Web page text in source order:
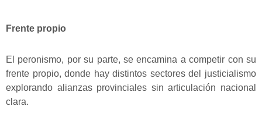
Frente propio
El peronismo, por su parte, se encamina a competir con su
frente propio, donde hay distintos sectores del justicialismo
explorando alianzas provinciales sin articulación nacional
clara.